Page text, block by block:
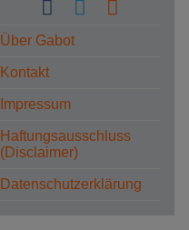
Über Gabot
Kontakt
Impressum
Haftungsausschluss
(Disclaimer)
Datenschutzerklärung